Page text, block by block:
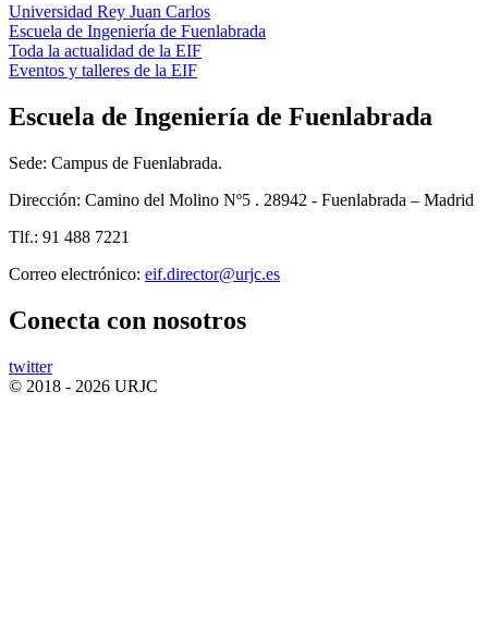
Universidad Rey Juan Carlos
Escuela de Ingeniería de Fuenlabrada
Toda la actualidad de la EIF
Eventos y talleres de la EIF
Escuela de Ingeniería de Fuenlabrada
Sede: Campus de Fuenlabrada.
Dirección: Camino del Molino Nº5 . 28942 - Fuenlabrada – Madrid
Tlf.: 91 488 7221
Correo electrónico: eif.director@urjc.es
Conecta con nosotros
twitter
© 2018 - 2026 URJC